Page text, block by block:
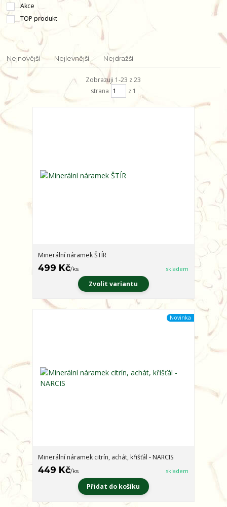
Akce
TOP produkt
Nejnovější Nejlevnější Nejdražší
Zobrazuji 1-23 z 23
strana
z 1
Minerální náramek ŠTÍR
499 Kč/ks skladem
Zvolit variantu
Novinka
Minerální náramek citrín, achát, křišťál - NARCIS
449 Kč/ks skladem
Přidat do košíku